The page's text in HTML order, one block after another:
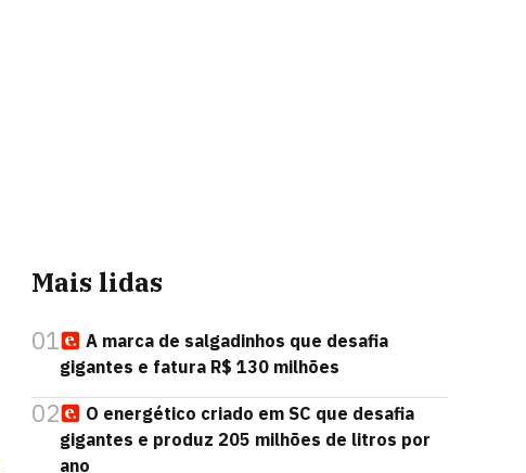
Mais lidas
01
A marca de salgadinhos que desafia
gigantes e fatura R$ 130 milhões
02
O energético criado em SC que desafia
gigantes e produz 205 milhões de litros por
ano